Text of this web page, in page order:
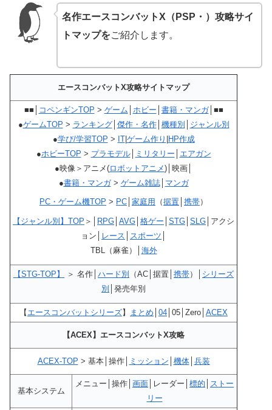
名作エースコンバットX（PSP・）攻略サイ
トマップをご紹介します。
エースコンバットX攻略サイトマップ
■■│ コペンギンTOP > ゲーム ホビー 書籍・マンガ│■■
●ゲームTOP > ランキング│ 傑作・名作│ 機種別
ジャンル別
●学び/学習TOP > IT|ゲーム作り |HP作成
●ホビーTOP > プラモデル│ ミリタリー
エアガン
●映像＞アニメ(ロボットアニメ)│映画│
●書籍・マンガ> ゲーム雑誌│ マンガ
PC・ゲーム機TOP > PC 家庭用 （据置 携帯）
【ジャンル別】TOP ＞│ RPG AVG 格ゲー STG SLG │アクシ
ョン│
レース スポーツ
TBL（麻雀）│ 海外
【STG-TOP】 ＞ 名作│ ハード別 （AC│据置│ 携帯）│ シリーズ
別 │発売年別
【エースコンバットシリーズ】 まとめ 04 │05│Zero│ ACEX
【ACEX】エースコンバットX攻略
ACEX-TOP > 基本│操作│ ミッション 機体│ 兵装
基本システム
メニュー│操作│ 画面 │レーダー│ 標的
ストー
リー